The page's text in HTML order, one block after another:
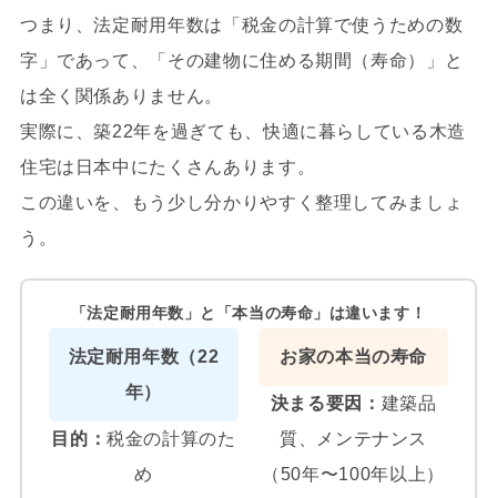
つまり、法定耐用年数は「税金の計算で使うための数
字」であって、「その建物に住める期間（寿命）」と
は全く関係ありません。
実際に、築22年を過ぎても、快適に暮らしている木造
住宅は日本中にたくさんあります。
この違いを、もう少し分かりやすく整理してみましょ
う。
「法定耐用年数」と「本当の寿命」は違います！
法定耐用年数（22
年）
目的：税金の計算のた
め
お家の本当の寿命
決まる要因： 建築品
質、メンテナンス
（50年〜100年以上）